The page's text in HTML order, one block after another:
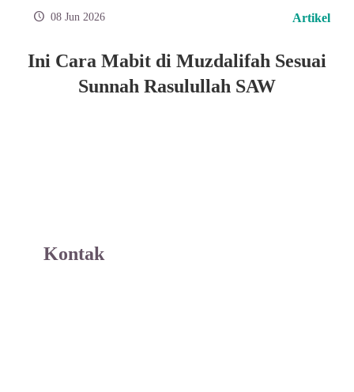
08 Jun 2026 Artikel
Ini Cara Mabit di Muzdalifah Sesuai
Sunnah Rasulullah SAW
Kontak